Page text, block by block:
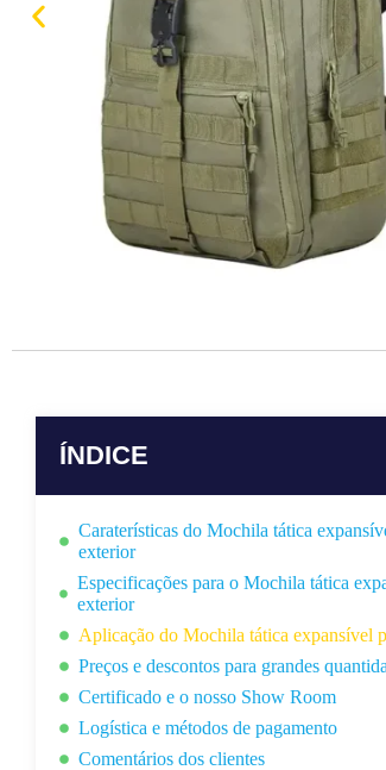
ÍNDICE
Caraterísticas do Mochila tática
exterior
Especificações para o Mochila tática
exterior
Aplicação do Mochila tática expansível
Preços e descontos para grandes
Certificado e o nosso Show Room
Logística e métodos de pagamento
Comentários dos clientes